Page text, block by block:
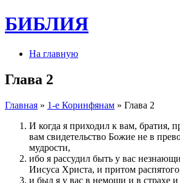
БИБЛИЯ
На главную
Глава 2
Главная » 1-е Коринфянам » Глава 2
И когда я приходил к вам, братия,
вам свидетельство Божие не в
мудрости,
ибо я рассудил быть у вас
Иисуса Христа, и притом
и был я у вас в немощи и в страхе и